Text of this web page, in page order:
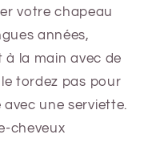
votre chapeau
années,
à la main avec de
tordez pas pour
avec une serviette.
cheveux